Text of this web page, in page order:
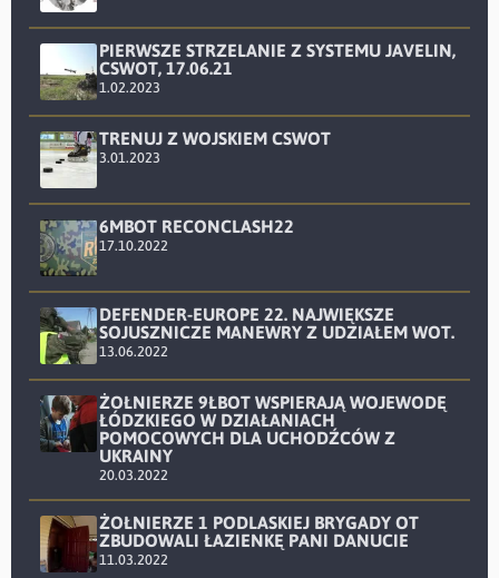
PIERWSZE STRZELANIE Z SYSTEMU JAVELIN,
CSWOT, 17.06.21
1.02.2023
TRENUJ Z WOJSKIEM CSWOT
3.01.2023
6MBOT RECONCLASH22
17.10.2022
DEFENDER-EUROPE 22. NAJWIĘKSZE
SOJUSZNICZE MANEWRY Z UDZIAŁEM WOT.
13.06.2022
ŻOŁNIERZE 9ŁBOT WSPIERAJĄ WOJEWODĘ
ŁÓDZKIEGO W DZIAŁANIACH
POMOCOWYCH DLA UCHODŹCÓW Z
UKRAINY
20.03.2022
ŻOŁNIERZE 1 PODLASKIEJ BRYGADY OT
ZBUDOWALI ŁAZIENKĘ PANI DANUCIE
11.03.2022